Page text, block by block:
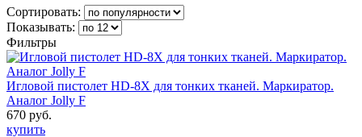
Сортировать:
Показывать:
Фильтры
Игловой пистолет HD-8X для тонких тканей. Маркиратор.
Аналог Jolly F
670 руб.
купить